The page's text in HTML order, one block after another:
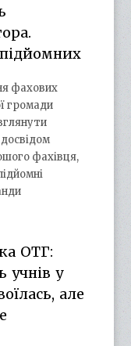
фахових
громади
фахівця,
ОТГ:
учнів у
але